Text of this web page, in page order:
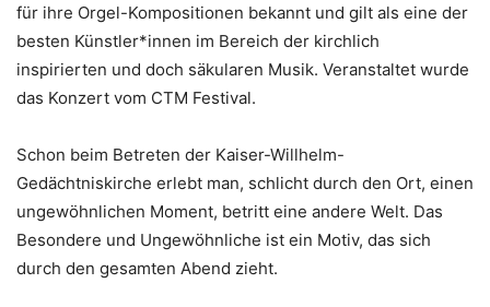
für ihre Orgel-Kompositionen bekannt und gilt als eine der
besten Künstler*innen im Bereich der kirchlich
inspirierten und doch säkularen Musik. Veranstaltet wurde
das Konzert vom CTM Festival.
Schon beim Betreten der Kaiser-Willhelm-
Gedächtniskirche erlebt man, schlicht durch den Ort, einen
ungewöhnlichen Moment, betritt eine andere Welt. Das
Besondere und Ungewöhnliche ist ein Motiv, das sich
durch den gesamten Abend zieht.